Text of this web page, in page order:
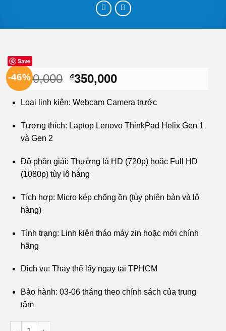
Save
-46%
₫650,000 Giá
là:
₫350,000Giá
tại
₫350,000.
Loại linh kiện: Webcam Camera trước
Tương thích: Laptop Lenovo ThinkPad Helix Gen 1
và Gen 2
Độ phân giải: Thường là HD (720p) hoặc Full HD
(1080p) tùy lô hàng
Tích hợp: Micro kép chống ồn (tùy phiên bản và lô
hàng)
Tình trạng: Linh kiện tháo máy zin hoặc mới chính
hãng
Dịch vụ: Thay thế lấy ngay tại TPHCM
Bảo hành: 03-06 tháng theo chính sách của trung
tâm
Webcam Laptop Lenovo ThinkPad Helix Gen 1/2 - Thay Lấy